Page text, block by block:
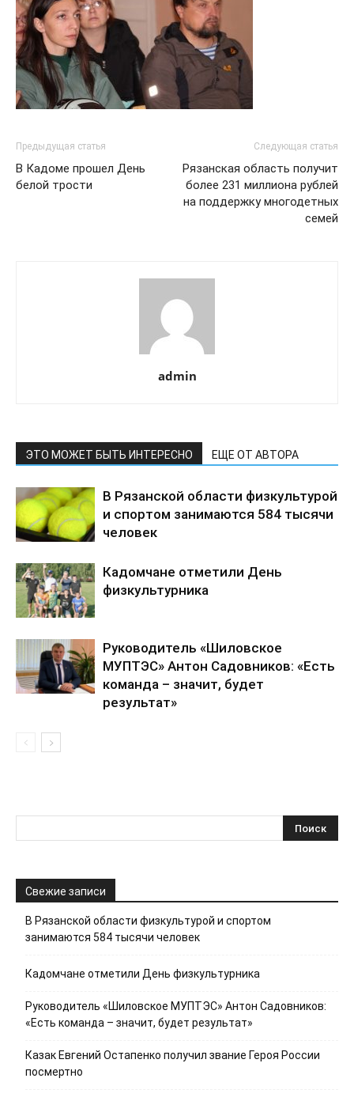
Предыдущая статья
В Кадоме прошел День
белой трости
Следующая статья
Рязанская область получит
более 231 миллиона рублей
на поддержку многодетных
семей
admin
ЭТО МОЖЕТ БЫТЬ ИНТЕРЕСНО ЕЩЕ ОТ АВТОРА
В Рязанской области физкультурой
и спортом занимаются 584 тысячи
человек
Кадомчане отметили День
физкультурника
Руководитель «Шиловское
МУПТЭС» Антон Садовников: «Есть
команда – значит, будет
результат»
Свежие записи
В Рязанской области физкультурой и спортом
занимаются 584 тысячи человек
Кадомчане отметили День физкультурника
Руководитель «Шиловское МУПТЭС» Антон Садовников:
«Есть команда – значит, будет результат»
Казак Евгений Остапенко получил звание Героя России
посмертно